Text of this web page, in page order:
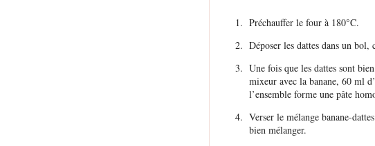
Préchauffer le four à 180°C.
Déposer les dattes dans un
Une fois que les dattes sont
mixeur avec la banane, 60 ml
l’ensemble forme une pâte
Verser le mélange banane-
bien mélanger.